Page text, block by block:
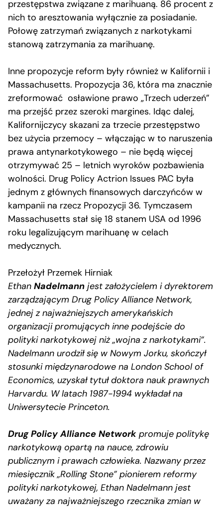
przestępstwa związane z marihuaną. 86 procent z
nich to aresztowania wyłącznie za posiadanie.
Połowę zatrzymań związanych z narkotykami
stanową zatrzymania za marihuanę.
Inne propozycje reform były również w Kalifornii i
Massachusetts. Propozycja 36, która ma znacznie
zreformować osławione prawo „Trzech uderzeń”
ma przejść przez szeroki margines. Idąc dalej,
Kalifornijczycy skazani za trzecie przestępstwo
bez użycia przemocy – włączając w to naruszenia
prawa antynarkotykowego – nie będą więcej
otrzymywać 25 – letnich wyroków pozbawienia
wolności. Drug Policy Actrion Issues PAC była
jednym z głównych finansowych darczyńców w
kampanii na rzecz Propozycji 36. Tymczasem
Massachusetts stał się 18 stanem USA od 1996
roku legalizującym marihuanę w celach
medycznych.
Przełożył Przemek Hirniak
Ethan Nadelmann jest założycielem i dyrektorem
zarządzającym Drug Policy Alliance Network,
jednej z najważniejszych amerykańskich
organizacji promujących inne podejście do
polityki narkotykowej niż „wojna z narkotykami”.
Nadelmann urodził się w Nowym Jorku, skończył
stosunki międzynarodowe na London School of
Economics, uzyskał tytuł doktora nauk prawnych
Harvardu. W latach 1987-1994 wykładał na
Uniwersytecie Princeton.
Drug Policy Alliance Network promuje politykę
narkotykową opartą na nauce, zdrowiu
publicznym i prawach człowieka. Nazwany przez
miesięcznik „Rolling Stone” pionierem reformy
polityki narkotykowej, Ethan Nadelmann jest
uważany za najważniejszego rzecznika zmian w